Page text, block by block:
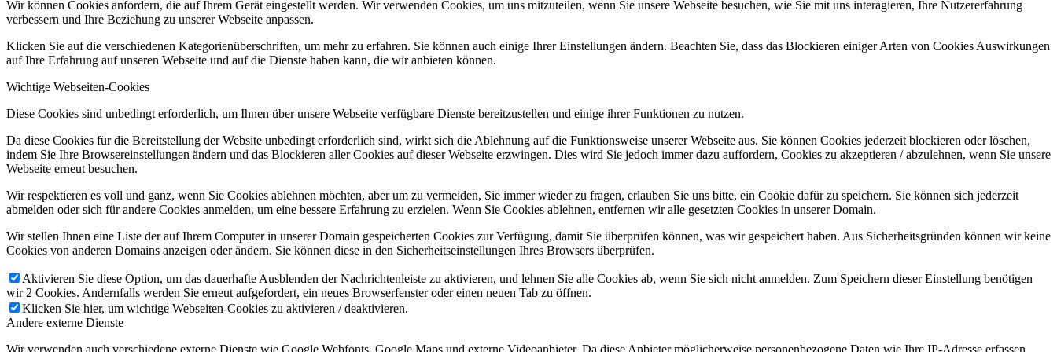
Wir können Cookies anfordern, die auf Ihrem Gerät eingestellt werden. Wir verwenden Cookies, um uns mitzuteilen, wenn Sie unsere Webseite besuchen, wie Sie mit uns interagieren, Ihre Nutzererfahrung
verbessern und Ihre Beziehung zu unserer Webseite anpassen.
Klicken Sie auf die verschiedenen Kategorienüberschriften, um mehr zu erfahren. Sie können auch einige Ihrer Einstellungen ändern. Beachten Sie, dass das Blockieren einiger Arten von Cookies Auswirkungen
auf Ihre Erfahrung auf unseren Webseite und auf die Dienste haben kann, die wir anbieten können.
Wichtige Webseiten-Cookies
Diese Cookies sind unbedingt erforderlich, um Ihnen über unsere Webseite verfügbare Dienste bereitzustellen und einige ihrer Funktionen zu nutzen.
Da diese Cookies für die Bereitstellung der Website unbedingt erforderlich sind, wirkt sich die Ablehnung auf die Funktionsweise unserer Webseite aus. Sie können Cookies jederzeit blockieren oder löschen,
indem Sie Ihre Browsereinstellungen ändern und das Blockieren aller Cookies auf dieser Webseite erzwingen. Dies wird Sie jedoch immer dazu auffordern, Cookies zu akzeptieren / abzulehnen, wenn Sie unsere
Webseite erneut besuchen.
Wir respektieren es voll und ganz, wenn Sie Cookies ablehnen möchten, aber um zu vermeiden, Sie immer wieder zu fragen, erlauben Sie uns bitte, ein Cookie dafür zu speichern. Sie können sich jederzeit
abmelden oder sich für andere Cookies anmelden, um eine bessere Erfahrung zu erzielen. Wenn Sie Cookies ablehnen, entfernen wir alle gesetzten Cookies in unserer Domain.
Wir stellen Ihnen eine Liste der auf Ihrem Computer in unserer Domain gespeicherten Cookies zur Verfügung, damit Sie überprüfen können, was wir gespeichert haben. Aus Sicherheitsgründen können wir keine
Cookies von anderen Domains anzeigen oder ändern. Sie können diese in den Sicherheitseinstellungen Ihres Browsers überprüfen.
Aktivieren Sie diese Option, um das dauerhafte Ausblenden der Nachrichtenleiste zu aktivieren, und lehnen Sie alle Cookies ab, wenn Sie sich nicht anmelden. Zum Speichern dieser Einstellung benötigen
wir 2 Cookies. Andernfalls werden Sie erneut aufgefordert, ein neues Browserfenster oder einen neuen Tab zu öffnen.
Klicken Sie hier, um wichtige Webseiten-Cookies zu aktivieren / deaktivieren.
Andere externe Dienste